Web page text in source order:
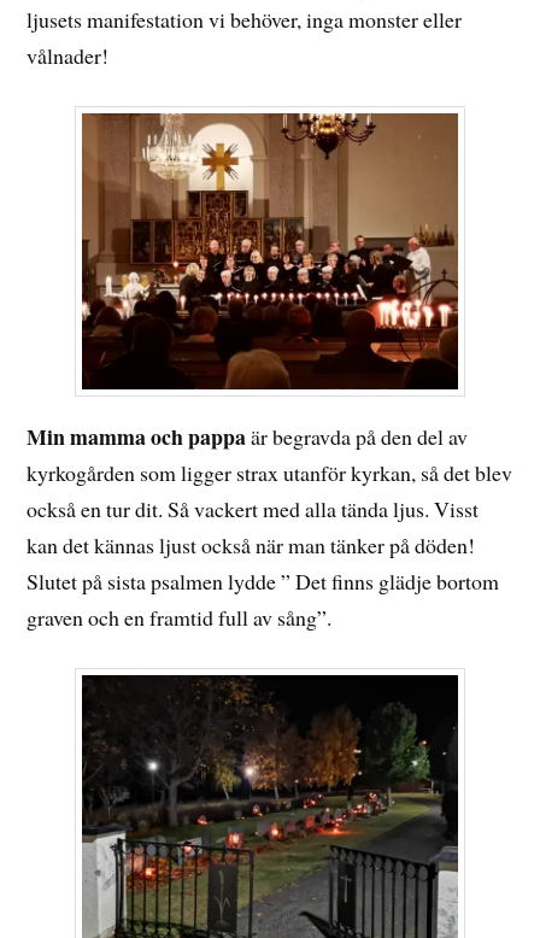
ljusets manifestation vi behöver, inga monster eller
vålnader!
Min mamma och pappaär begravda på den del av
kyrkogården som ligger strax utanför kyrkan, så det blev
också en tur dit. Så vackert med alla tända ljus. Visst
kan det kännas ljust också när man tänker på döden!
Slutet på sista psalmen lydde ” Det finns glädje bortom
graven och en framtid full av sång”.